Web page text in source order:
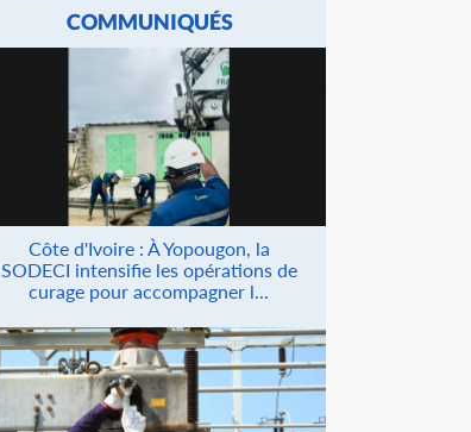
COMMUNIQUÉS
Côte d'Ivoire : À Yopougon, la
SODECI intensifie les opérations de
curage pour accompagner l...